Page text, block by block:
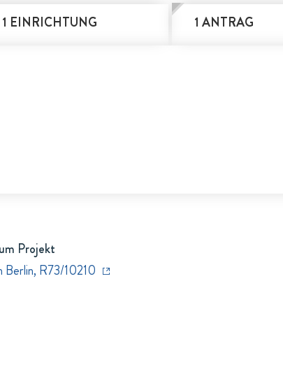
1 EINRICHTUNG 1 ANTRAG
Projekt
Berlin, R73/10210